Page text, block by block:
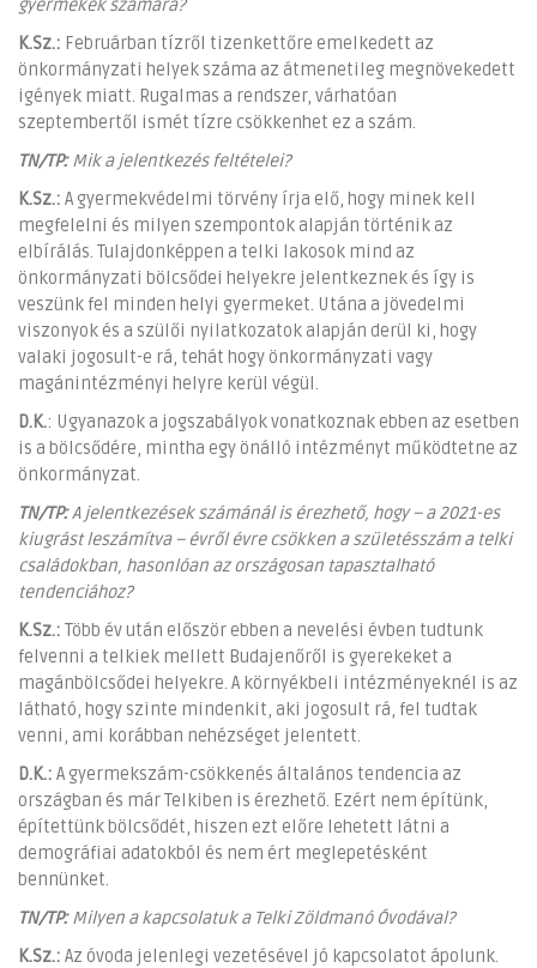
gyermekek számára?
K.Sz.: Februárban tízről tizenkettőre emelkedett az
önkormányzati helyek száma az átmenetileg megnövekedett
igények miatt. Rugalmas a rendszer, várhatóan
szeptembertől ismét tízre csökkenhet ez a szám.
TN/TP:Mik a jelentkezés feltételei?
K.Sz.: A gyermekvédelmi törvény írja elő, hogy minek kell
megfelelni és milyen szempontok alapján történik az
elbírálás. Tulajdonképpen a telki lakosok mind az
önkormányzati bölcsődei helyekre jelentkeznek és így is
veszünk fel minden helyi gyermeket. Utána a jövedelmi
viszonyok és a szülői nyilatkozatok alapján derül ki, hogy
valaki jogosult-e rá, tehát hogy önkormányzati vagy
magánintézményi helyre kerül végül.
D.K.: Ugyanazok a jogszabályok vonatkoznak ebben az esetben
is a bölcsődére, mintha egy önálló intézményt működtetne az
önkormányzat.
TN/TP:A jelentkezések számánál is érezhető, hogy – a 2021-es
kiugrást leszámítva – évről évre csökken a születésszám a telki
családokban, hasonlóan az országosan tapasztalható
tendenciához?
K.Sz.: Több év után először ebben a nevelési évben tudtunk
felvenni a telkiek mellett Budajenőről is gyerekeket a
magánbölcsődei helyekre. A környékbeli intézményeknél is az
látható, hogy szinte mindenkit, aki jogosult rá, fel tudtak
venni, ami korábban nehézséget jelentett.
D.K.: A gyermekszám-csökkenés általános tendencia az
országban és már Telkiben is érezhető. Ezért nem építünk,
építettünk bölcsődét, hiszen ezt előre lehetett látni a
demográfiai adatokból és nem ért meglepetésként
bennünket.
TN/TP:Milyen a kapcsolatuk a Telki Zöldmanó Óvodával?
K.Sz.: Az óvoda jelenlegi vezetésével jó kapcsolatot ápolunk.